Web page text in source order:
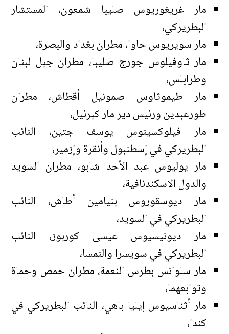
مار غريغوريوس صليبا شمعون، المستشار
البطريركي،
مار سويريوس حاوا، مطران بغداد والبصرة،
مار ثاوفيلوس جورج صليبا، مطران جبل لبنان
وطرابلس،
مار طيموثاوس صموئيل أقطاش، مطران
طورعبدين ورئيس دير مار كبرئيل،
مار فيلوكسينوس يوسف جتين، النائب
البطريركي في إسطنبول وأنقرة وإزمير،
مار يوليوس عبد الأحد شابو، مطران السويد
والدول الاسكندنافية،
مار ديوسقوروس بنيامين أطاش، النائب
البطريركي في السويد،
مار ديونيسيوس عيسى كوربوز، النائب
البطريركي في سويسرا والنمسا،
مار سلوانس بطرس النعمة، مطران حمص وحماة
وتوابعهما،
مار أثناسيوس إيليا باهي، النائب البطريركي في
كندا،